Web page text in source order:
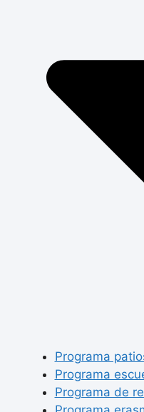
Programa
Programa
Programa de